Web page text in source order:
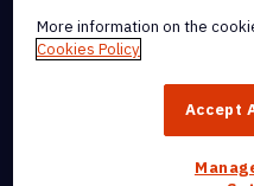
marques commerciales de
More information on the
Cookies Policy
Accept